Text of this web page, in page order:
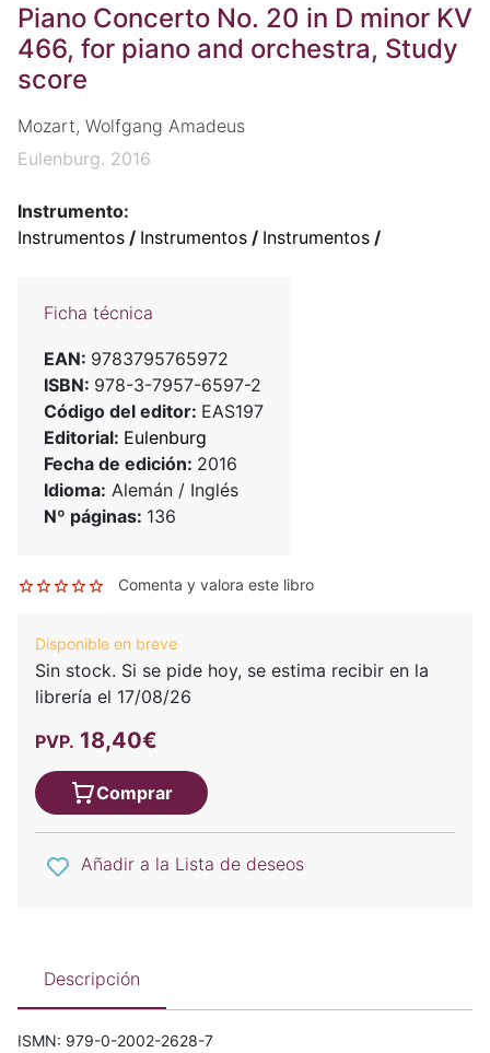
Piano Concerto No. 20 in D minor KV
466, for piano and orchestra, Study
score
Mozart, Wolfgang Amadeus
Eulenburg. 2016
Instrumento:
Instrumentos / Instrumentos / Instrumentos /
Ficha técnica
EAN: 9783795765972
ISBN: 978-3-7957-6597-2
Código del editor: EAS197
Editorial: Eulenburg
Fecha de edición: 2016
Idioma: Alemán / Inglés
Nº páginas: 136
Comenta y valora este libro
Disponible en breve
Sin stock. Si se pide hoy, se estima recibir en la
librería el 17/08/26
PVP. 18,40€
Comprar
Añadir a la Lista de deseos
Descripción
ISMN: 979-0-2002-2628-7